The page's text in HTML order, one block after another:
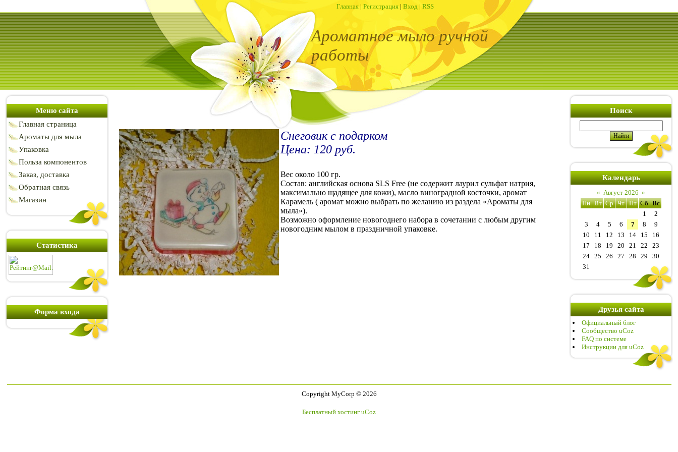
Главная | Регистрация | Вход | RSS
Ароматное мыло ручной
работы
Меню сайта
Главная страница
Ароматы для мыла
Упаковка
Польза компонентов
Заказ, доставка
Обратная связь
Магазин
Статистика
Форма входа
Снеговик с подарком
Цена: 120 руб.
Вес около 100 гр.
Состав: английская основа SLS Free (не содержит лаурил сульфат натрия,
максимально щадящее для кожи), масло виноградной косточки, аромат
Карамель ( аромат можно выбрать по желанию из раздела «Ароматы для
мыла»).
Возможно оформление новогоднего набора в сочетании с любым другим
новогодним мылом в праздничной упаковке.
Поиск
Календарь
« Август 2026 »
Пн Вт Ср Чт Пт Сб Вс
1
2
3
4 5 6 7 8
9
10
11 12 13 14 15
16
17
18 19 20 21 22
23
24 25 26 27 28 29
30
31
Друзья сайта
Официальный блог
Сообщество uCoz
FAQ по системе
Инструкции для uCoz
Copyright MyCorp © 2026
Бесплатный хостинг uCoz